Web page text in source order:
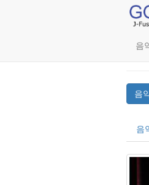
음
음
음